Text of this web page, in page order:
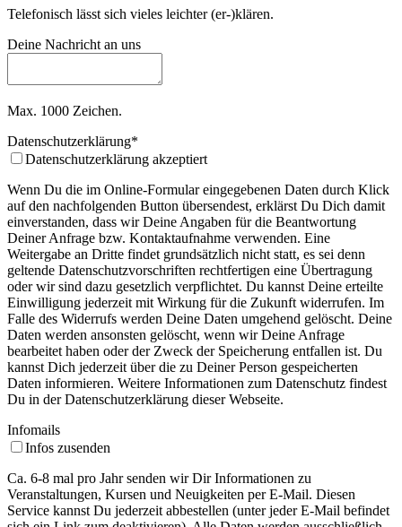
Telefonisch lässt sich vieles leichter (er-)klären.
Business
Deine Nachricht an uns
Max. 1000 Zeichen.
Datenschutzerklärung*
Datenschutzerklärung akzeptiert
Wenn Du die im Online-Formular eingegebenen Daten durch Klick
auf den nachfolgenden Button übersendest, erklärst Du Dich damit
einverstanden, dass wir Deine Angaben für die Beantwortung
Deiner Anfrage bzw. Kontaktaufnahme verwenden. Eine
Weitergabe an Dritte findet grundsätzlich nicht statt, es sei denn
geltende Datenschutzvorschriften rechtfertigen eine Übertragung
oder wir sind dazu gesetzlich verpflichtet. Du kannst Deine erteilte
Einwilligung jederzeit mit Wirkung für die Zukunft widerrufen. Im
Falle des Widerrufs werden Deine Daten umgehend gelöscht. Deine
Daten werden ansonsten gelöscht, wenn wir Deine Anfrage
bearbeitet haben oder der Zweck der Speicherung entfallen ist. Du
kannst Dich jederzeit über die zu Deiner Person gespeicherten
Daten informieren. Weitere Informationen zum Datenschutz findest
Du in der Datenschutzerklärung dieser Webseite.
Infomails
Infos zusenden
Ca. 6-8 mal pro Jahr senden wir Dir Informationen zu
Veranstaltungen, Kursen und Neuigkeiten per E-Mail. Diesen
Service kannst Du jederzeit abbestellen (unter jeder E-Mail befindet